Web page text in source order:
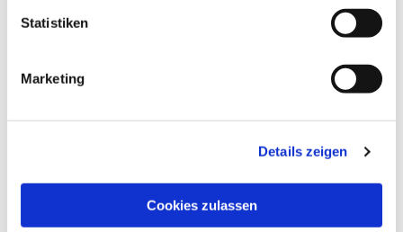
Statistiken
Marketing
Details zeigen
Cookies zulassen